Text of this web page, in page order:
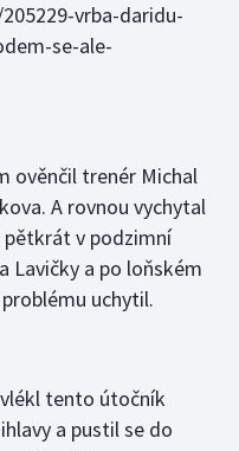
vrba-daridu-
se-ale-
ověnčil trenér Michal
A rovnou vychytal
pětkrát v podzimní
Lavičky a po loňském
uchytil.
tento útočník
a pustil se do